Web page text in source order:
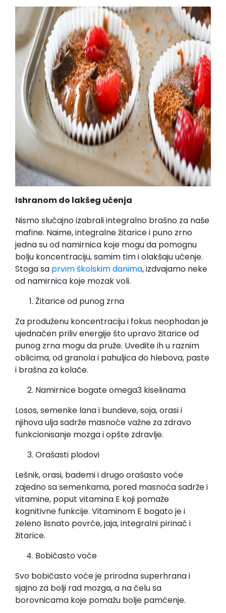
Ishranom do lakšeg učenja
Nismo slučajno izabrali integralno brašno za naše
mafine. Naime, integralne žitarice i puno zrno
jedna su od namirnica koje mogu da pomognu
bolju koncentraciju, samim tim i olakšaju učenje.
Stoga sa prvim školskim danima, izdvajamo neke
od namirnica koje mozak voli.
Žitarice od punog zrna
Za produženu koncentraciju i fokus neophodan je
ujednačen priliv energije što upravo žitarice od
punog zrna mogu da pruže. Uvedite ih u raznim
oblicima, od granola i pahuljica do hlebova, paste
i brašna za kolače.
Namirnice bogate omega3 kiselinama
Losos, semenke lana i bundeve, soja, orasi i
njihova ulja sadrže masnoće važne za zdravo
funkcionisanje mozga i opšte zdravlje.
Orašasti plodovi
Lešnik, orasi, bademi i drugo orašasto voće
zajedno sa semenkama, pored masnoća sadrže i
vitamine, poput vitamina E koji pomaže
kognitivne funkcije. Vitaminom E bogato je i
zeleno lisnato povrće, jaja, integralni pirinač i
žitarice.
Bobičasto voće
Svo bobičasto voće je prirodna superhrana i
sjajno za bolji rad mozga, a na čelu sa
borovnicama koje pomažu bolje pamćenje.